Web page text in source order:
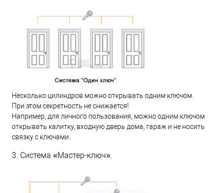
Несколько цилиндров можно открывать одним ключом.
При этом секретность не снижается!
Например, для личного пользования, можно одним ключом
открывать калитку, входную дверь дома, гараж и не носить
связку с ключами.
3. Система «Мастер-ключ».